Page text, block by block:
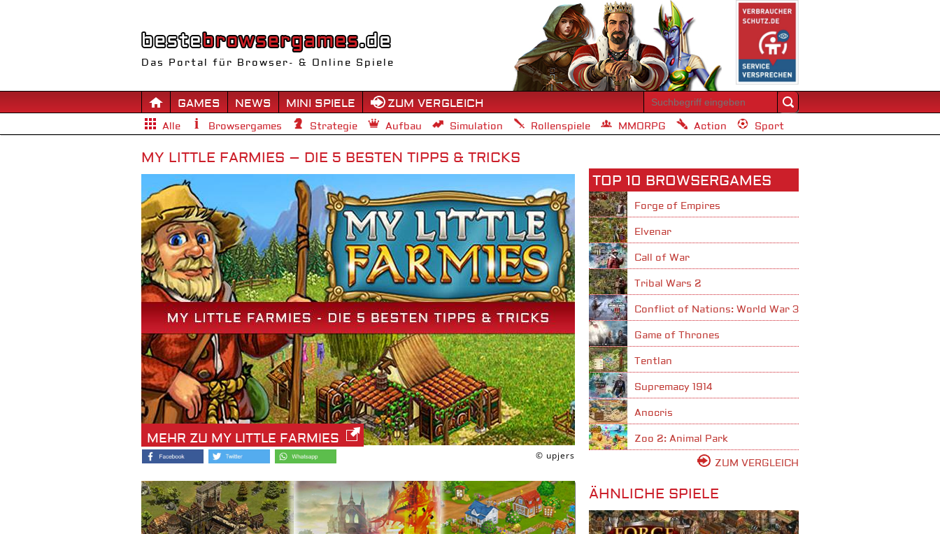
Das Portal für Browser- & Online Spiele
GAMES NEWS MINI SPIELE ZUM VERGLEICH
Alle Browsergames Strategie Aufbau Simulation Rollenspiele MMORPG Action Sport
MY LITTLE FARMIES – DIE 5 BESTEN TIPPS & TRICKS
MEHR ZU MY LITTLE FARMIES
© upjers
TOP 10 BROWSERGAMES
Forge of Empires
Elvenar
Call of War
Tribal Wars 2
Conflict of Nations: World War 3
Game of Thrones
Tentlan
Supremacy 1914
Anocris
Zoo 2: Animal Park
ZUM VERGLEICH
ÄHNLICHE SPIELE